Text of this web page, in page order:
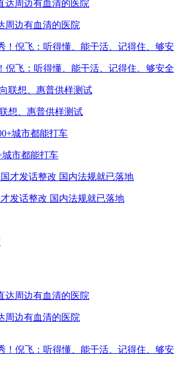
周边有血清的医院
飞：听得懂、能干活、记得住、够安全
想、惠普供样测试
城市都能打车
发话整改 国内法规就已落地
周边有血清的医院